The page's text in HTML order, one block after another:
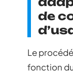
de
Le
fonction